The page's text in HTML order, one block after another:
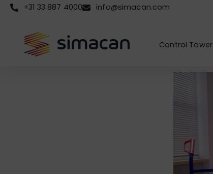
+31 33 887 4000 info@simacan.com
Control Tower